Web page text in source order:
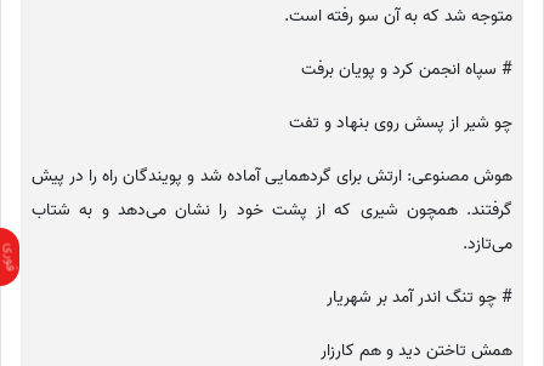
متوجه شد که به آن سو رفته است.
# سپاه انجمن کرد و پویان برفت
چو شیر از پسش روی بنهاد و تفت
هوش مصنوعی: ارتش برای گردهمایی آماده شد و پویندگان راه را در پیش
گرفتند. همچون شیری که از پشت خود را نشان می‌دهد و به شتاب
می‌تازد.
# چو تنگ اندر آمد بر شهریار
همش تاختن دید و هم کارزار